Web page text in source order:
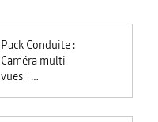
Pack Conduite :
Caméra multi-
vues +